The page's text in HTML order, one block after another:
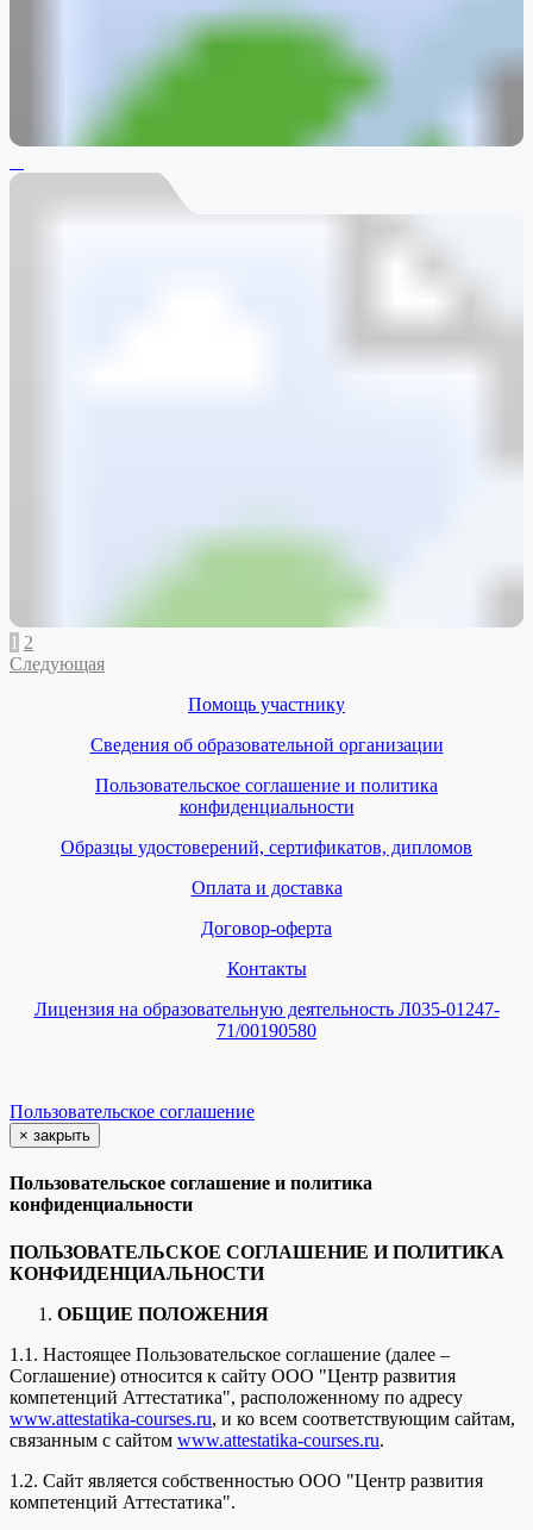
1 2
Следующая
Помощь участнику
Сведения об образовательной организации
Пользовательское соглашение и политика
конфиденциальности
Образцы удостоверений, сертификатов, дипломов
Оплата и доставка
Договор-оферта
Контакты
Лицензия на образовательную деятельность Л035-01247-
71/00190580
Пользовательское соглашение
× закрыть
Пользовательское соглашение и политика
конфиденциальности
ПОЛЬЗОВАТЕЛЬСКОЕ СОГЛАШЕНИЕ И ПОЛИТИКА
КОНФИДЕНЦИАЛЬНОСТИ
ОБЩИЕ ПОЛОЖЕНИЯ
1.1. Настоящее Пользовательское соглашение (далее –
Соглашение) относится к сайту ООО "Центр развития
компетенций Аттестатика", расположенному по адресу
www.attestatika-courses.ru, и ко всем соответствующим сайтам,
связанным с сайтом www.attestatika-courses.ru.
1.2. Сайт является собственностью ООО "Центр развития
компетенций Аттестатика".